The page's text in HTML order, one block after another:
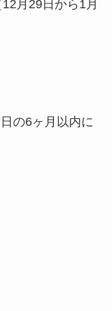
月29日から1月
の6ヶ月以内に